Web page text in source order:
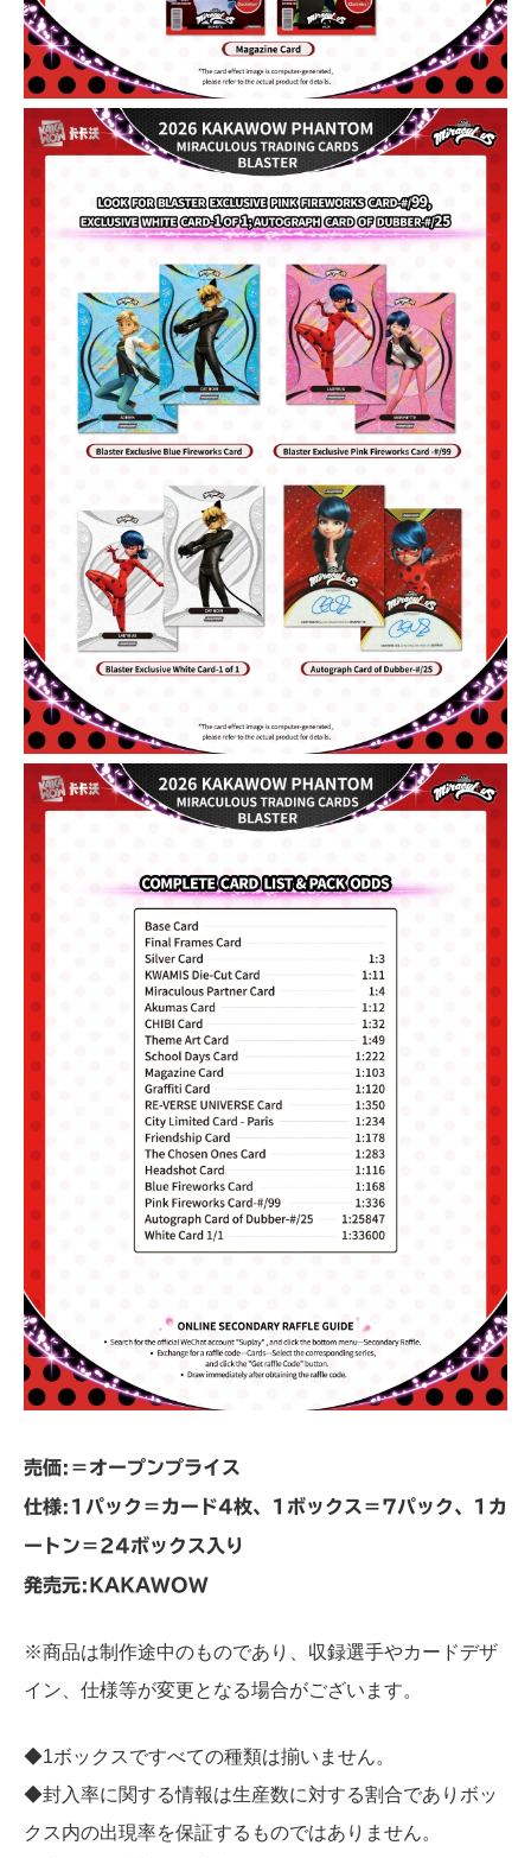
売価:＝オープンプライス
仕様:1パック＝カード4枚、1ボックス＝7パック、1カ
ートン＝24ボックス入り
発売元:KAKAWOW
※商品は制作途中のものであり、収録選手やカードデザ
イン、仕様等が変更となる場合がございます。
◆1ボックスですべての種類は揃いません。
◆封入率に関する情報は生産数に対する割合でありボッ
クス内の出現率を保証するものではありません。